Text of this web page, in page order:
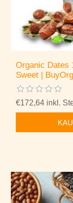
Organic Dates
Sweet |
€172,64 inkl.